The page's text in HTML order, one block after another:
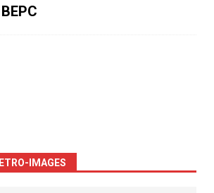
IMAGES